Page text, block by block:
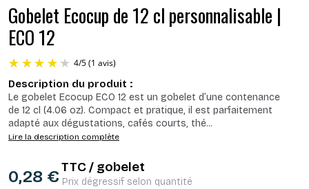
Gobelet Ecocup de 12 cl personnalisable |
ECO 12
4 5(1 avis)
Description du produit :
Le gobelet Ecocup ECO 12 est un gobelet d’une contenance
de 12 cl (4.06 oz). Compact et pratique, il est parfaitement
adapté aux dégustations, cafés courts, thé...
Lire la description complète
0,28 €
TTC / gobelet
Prix dégressif selon quantité